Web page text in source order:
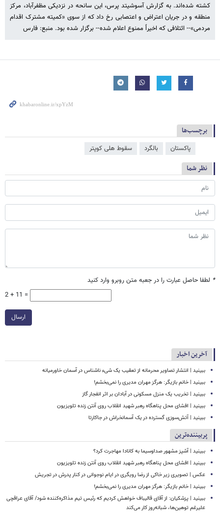
کشته شده‌اند. به گزارش آسوشیتد پرس، این سانحه در نزدیکی مظفرآباد، مرکز
منطقه و در جریان اعتراض و اعتصابی رخ داد که از سوی «کمیته مشترک اقدام
مردمی»-- ائتلافی که اخیراً ممنوع اعلام شده-- برگزار شده بود. منبع: فارس
برچسب‌ها
پاکستان بالگرد سقوط هلی کوپتر
نظر شما
* لطفا حاصل عبارت را در جعبه متن روبرو وارد کنید
2 + 11 =
ارسال
آخرین اخبار
ببینید | انتشار تصاویر محرمانه از تعقیب یک شیء ناشناس در آسمان خاورمیانه
ببینید | خانم بازیگر: هرگز مهران مدیری را نمی‌بخشم!
ببینید | تخریب یک منزل مسکونی در آبادان بر اثر انفجار گاز
ببینید | افشای محل پناهگاه‌ رهبر شهید انقلاب روی آنتن زنده تلویزیون
ببینید | ​​​​​​​آتش‌سوزی گسترده در یک آسمانخراش در جاکارتا
پربیننده‌ترین
ببینید | آشپز مشهور صداوسیما به کانادا مهاجرت کرد؟
ببینید | افشای محل پناهگاه‌ رهبر شهید انقلاب روی آنتن زنده تلویزیون
عکس | تصویری زیر خاکی از رضا رویگری در ایام نوجوانی در کنار پدرش در تجریش
ببینید | خانم بازیگر: هرگز مهران مدیری را نمی‌بخشم!
ببینید | پزشکیان: از آقای قالیباف خواهش کردیم که رئیس تیم مذاکره‌کننده شود/ آقای عراقچی
علیرغم توهین‌ها، شبانه‌روز کار می‌کند